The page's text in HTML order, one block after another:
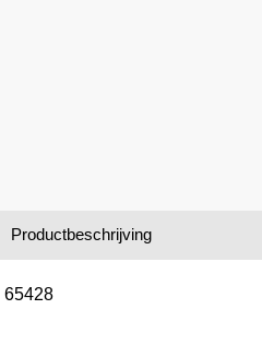
Productbeschrijving
65428